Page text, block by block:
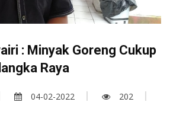
: Minyak Goreng Cukup
Raya
04-02-2022
202